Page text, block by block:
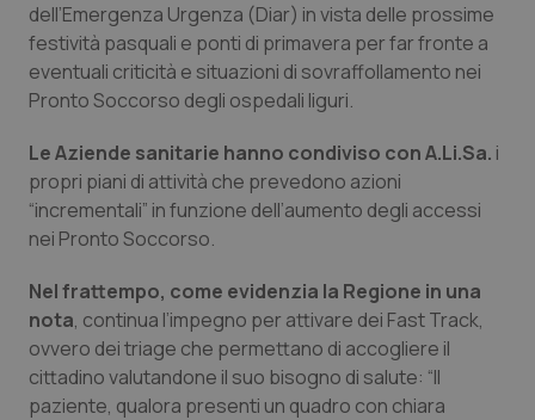
Lazio
Liguria
Lombardia
Marche
Piemonte
Provincia Autonoma di Bolzano
Diabete & glucometri
Disturbi dell’umore
Dolore
Donna & Salute
HIV
Infezioni & Febbre
dell’Emergenza Urgenza (Diar) in vista delle prossime
festività pasquali e ponti di primavera per far fronte a
eventuali criticità e situazioni di sovraffollamento nei
Pronto Soccorso degli ospedali liguri.
Le Aziende sanitarie hanno condiviso con A.Li.Sa. i
propri piani di attività che prevedono azioni
“incrementali” in funzione dell’aumento degli accessi
nei Pronto Soccorso.
Nel frattempo, come evidenzia la Regione in una
nota, continua l’impegno per attivare dei Fast Track,
ovvero dei triage che permettano di accogliere il
cittadino valutandone il suo bisogno di salute: “Il
paziente, qualora presenti un quadro con chiara